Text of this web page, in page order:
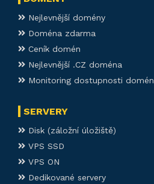
Nejlevnější domény
Doména zdarma
Ceník domén
Nejlevnější .CZ doména
Monitoring dostupnosti domén
SERVERY
Disk (záložní úložiště)
VPS SSD
VPS ON
Dedikované servery